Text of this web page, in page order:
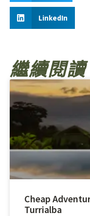
LinkedIn
繼續閱讀
Cheap
Turrialba